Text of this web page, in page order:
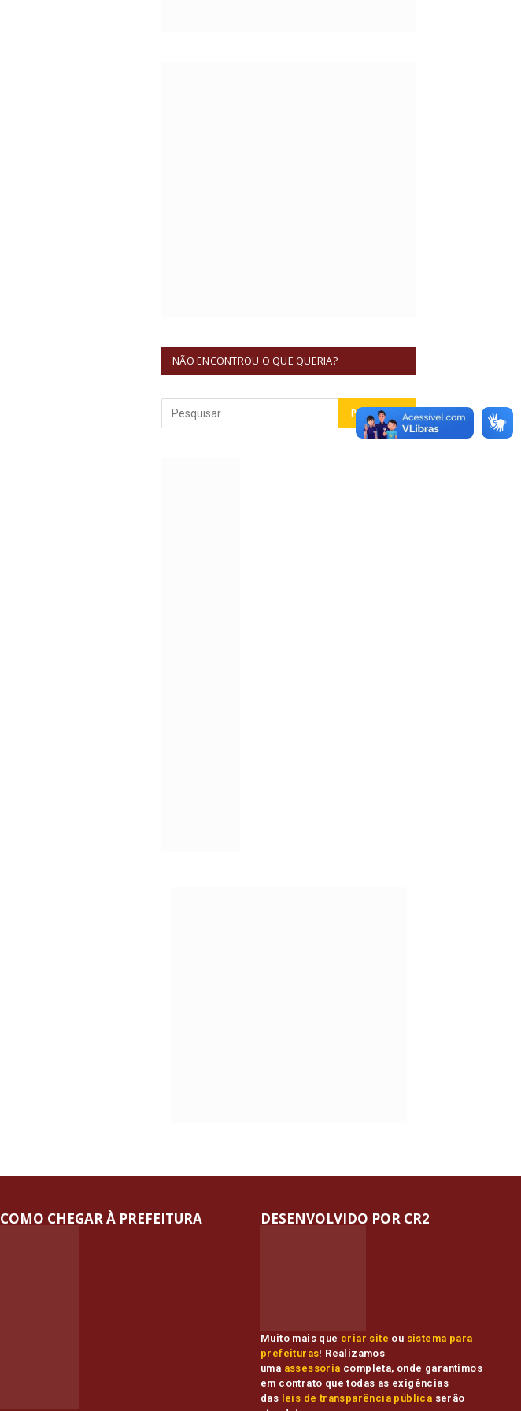
NÃO ENCONTROU O QUE QUERIA?
COMO CHEGAR À PREFEITURA
Muito mais que criar site ou sistema para
prefeituras! Realizamos
uma assessoria completa, onde garantimos
em contrato que todas as exigências
das leis de transparência pública serão
DESENVOLVIDO POR CR2